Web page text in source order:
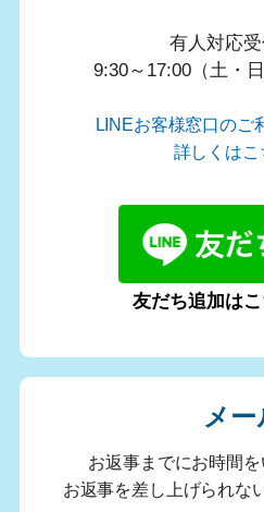
有人対応
9:30～17:00（土・
LINEお客様窓口のご
詳しくはこ
友だち追加は
メー
お返事までにお時間を
お返事を差し上げられな